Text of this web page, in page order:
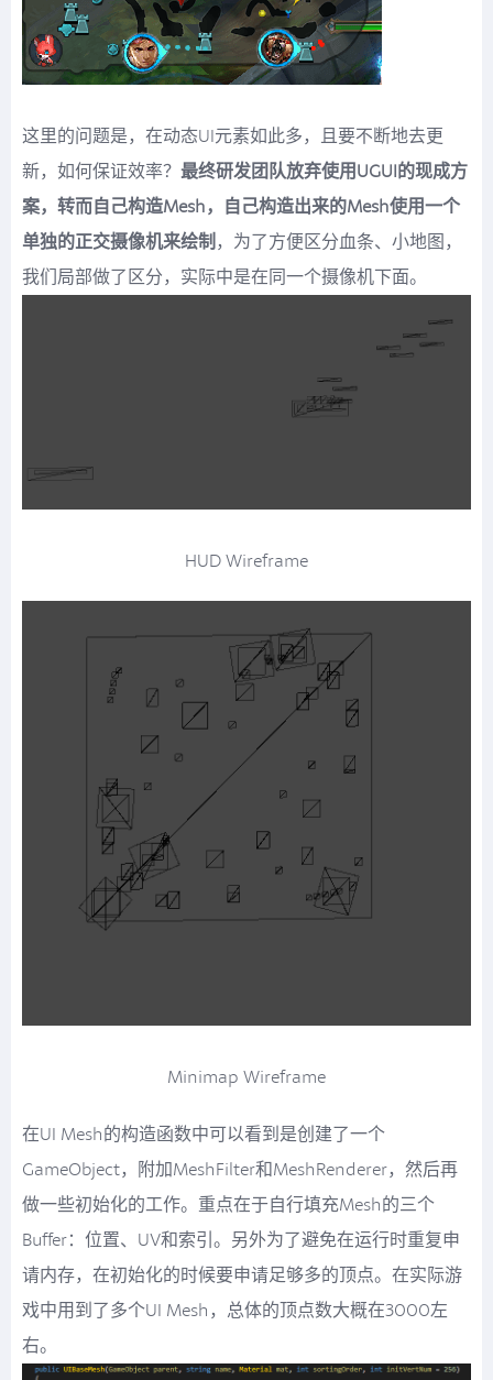
这里的问题是，在动态UI元素如此多，且要不断地去更
新，如何保证效率？ 最终研发团队放弃使用UGUI的现成方
案，转而自己构造Mesh，自己构造出来的Mesh使用一个
单独的正交摄像机来绘制 ，为了方便区分血条、小地图，
我们局部做了区分，实际中是在同一个摄像机下面。
HUD Wireframe
Minimap Wireframe
在UI Mesh的构造函数中可以看到是创建了一个
GameObject，附加MeshFilter和MeshRenderer，然后再
做一些初始化的工作。重点在于自行填充Mesh的三个
Buffer：位置、UV和索引。另外为了避免在运行时重复申
请内存，在初始化的时候要申请足够多的顶点。在实际游
戏中用到了多个UI Mesh，总体的顶点数大概在3000左
右。